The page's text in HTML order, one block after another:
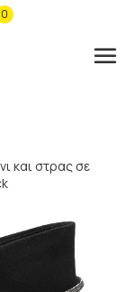
0
και στρας σε